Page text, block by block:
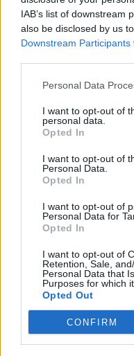
IAB’s list of downstream
also be disclosed by us
Downstream Participants
Personal Data
I want to opt-out of
personal data.
Opted In
I want to opt-out of
Personal Data.
Opted In
I want to opt-out of
Personal Data for
Opted In
I want to opt-out of
Retention, Sale,
Personal Data that
Purposes for which
Opted Out
CONFIRM
HOZZÁSZÓLOK A
Save my name,
next time I comment.
Notify me of follow-up
Notify me of new posts